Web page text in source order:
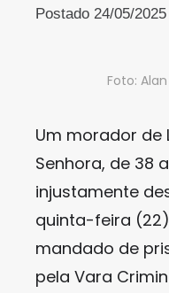
Postado 24/05/
Foto:
Um morador de
Senhora, de 38
injustamente
quinta-feira
mandado de
pela Vara